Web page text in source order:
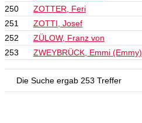
250
ZOTTER, Feri
251
ZOTTI, Josef
252
ZÜLOW, Franz von
253
ZWEYBRÜCK, Emmi (Emmy)
Die Suche ergab 253 Treffer